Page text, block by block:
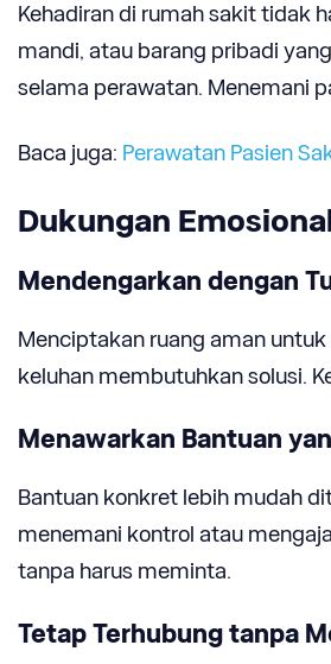
Kehadiran di rumah sakit tidak
mandi, atau barang pribadi
selama perawatan. Menemani
Baca juga: Perawatan Pasien
Dukungan
Mendengarkan dengan
Menciptakan ruang aman
keluhan membutuhkan solusi.
Menawarkan Bantuan
Bantuan konkret lebih mudah
menemani kontrol atau
tanpa harus meminta.
Tetap Terhubung tanpa